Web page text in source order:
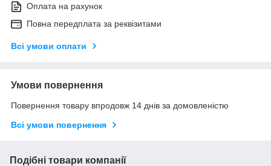
Оплата на рахунок
Повна передплата за реквізитами
Всі умови оплати
Умови повернення
Повернення товару впродовж 14 днів за домовленістю
Всі умови повернення
Подібні товари компанії